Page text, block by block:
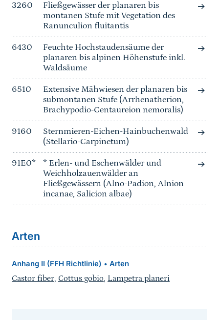
3260
Fließgewässer der planaren bis
montanen Stufe mit Vegetation des
Ranunculion fluitantis
6430
Feuchte Hochstaudensäume der
planaren bis alpinen Höhenstufe inkl.
Waldsäume
6510
Extensive Mähwiesen der planaren bis
submontanen Stufe (Arrhenatherion,
Brachypodio-Centaureion nemoralis)
9160
Sternmieren-Eichen-Hainbuchenwald
(Stellario-Carpinetum)
91E0*
* Erlen- und Eschenwälder und
Weichholzauenwälder an
Fließgewässern (Alno-Padion, Alnion
incanae, Salicion albae)
Arten
Anhang II (FFH Richtlinie) • Arten
Castor fiber, Cottus gobio, Lampetra planeri